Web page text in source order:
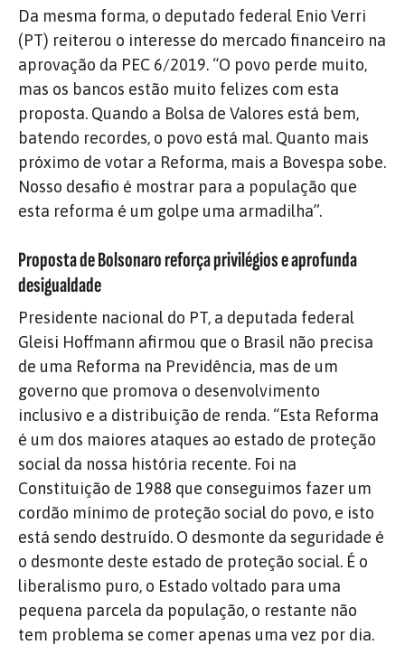
Da mesma forma, o deputado federal Enio Verri
(PT) reiterou o interesse do mercado financeiro na
aprovação da PEC 6/2019. “O povo perde muito,
mas os bancos estão muito felizes com esta
proposta. Quando a Bolsa de Valores está bem,
batendo recordes, o povo está mal. Quanto mais
próximo de votar a Reforma, mais a Bovespa sobe.
Nosso desafio é mostrar para a população que
esta reforma é um golpe uma armadilha”.
Proposta de Bolsonaro reforça privilégios e aprofunda
desigualdade
Presidente nacional do PT, a deputada federal
Gleisi Hoffmann afirmou que o Brasil não precisa
de uma Reforma na Previdência, mas de um
governo que promova o desenvolvimento
inclusivo e a distribuição de renda. “Esta Reforma
é um dos maiores ataques ao estado de proteção
social da nossa história recente. Foi na
Constituição de 1988 que conseguimos fazer um
cordão mínimo de proteção social do povo, e isto
está sendo destruído. O desmonte da seguridade é
o desmonte deste estado de proteção social. É o
liberalismo puro, o Estado voltado para uma
pequena parcela da população, o restante não
tem problema se comer apenas uma vez por dia.